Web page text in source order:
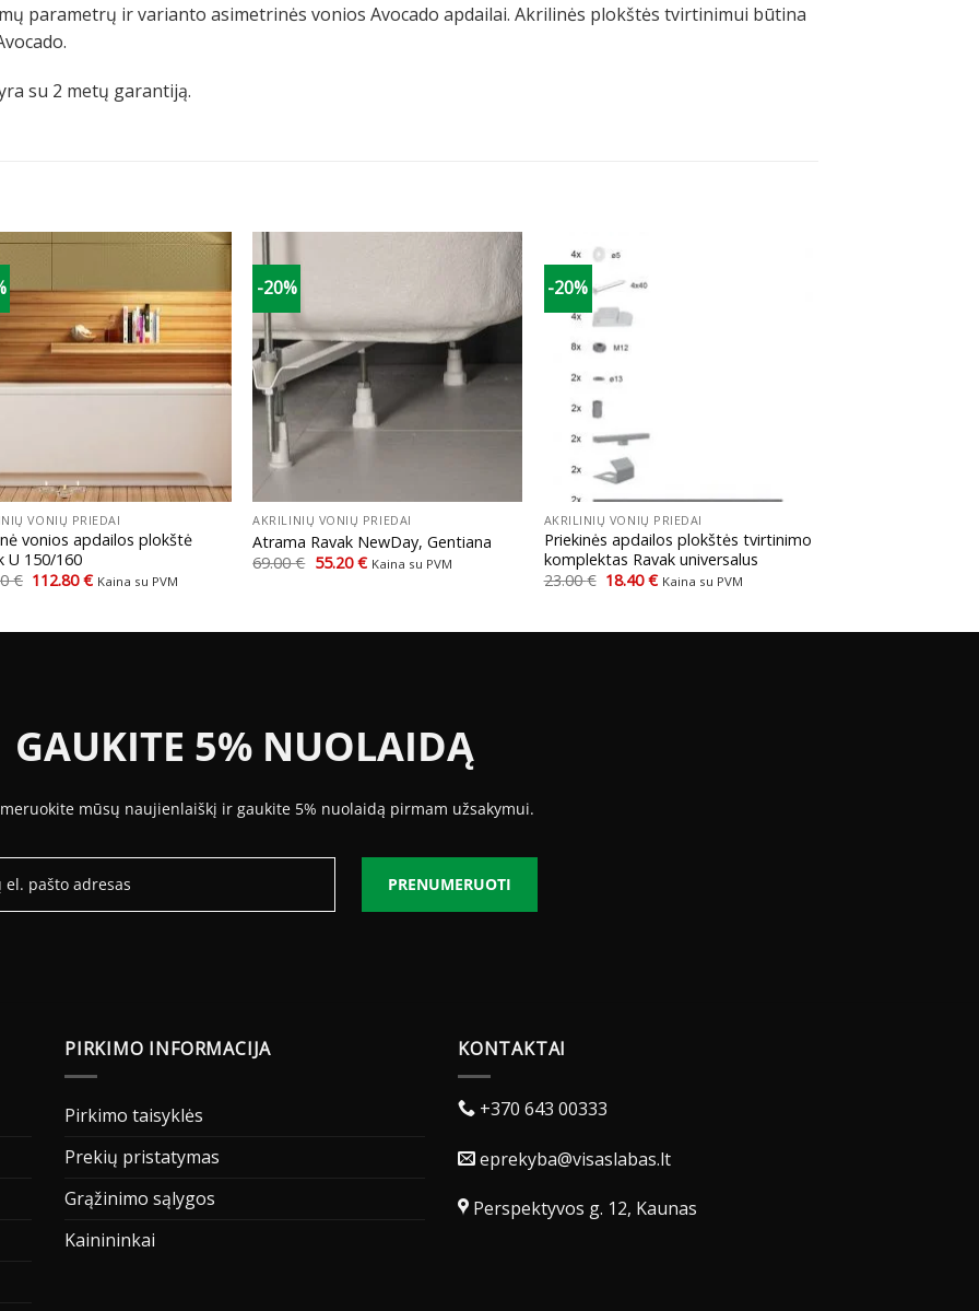
parametrų ir varianto asimetrinės vonios Avocado apdailai. Akrilinės plokštės tvirtinimui būtina
su 2 metų garantiją.
VONIŲ PRIEDAI
vonios apdailos plokštė
U 150/160
€ Original
112.80€Current
Kaina su PVM
-20%
AKRILINIŲ VONIŲ PRIEDAI
Atrama Ravak NewDay, Gentiana
69.00€ Original
55.20€Current
Kaina su PVM
-20%
AKRILINIŲ VONIŲ PRIEDAI
Priekinės apdailos plokštės tvirtinimo
komplektas Ravak universalus
23.00€ Original
18.40€Current
Kaina su PVM
GAUKITE 5% NUOLAIDĄ
mūsų naujienlaiškį ir gaukite 5% nuolaidą pirmam užsakymui.
PRENUMERUOTI
PIRKIMO INFORMACIJA
Pirkimo taisyklės
Prekių pristatymas
Grąžinimo sąlygos
Kainininkai
KONTAKTAI
+370 643 00333
eprekyba@visaslabas.lt
Perspektyvos g. 12, Kaunas